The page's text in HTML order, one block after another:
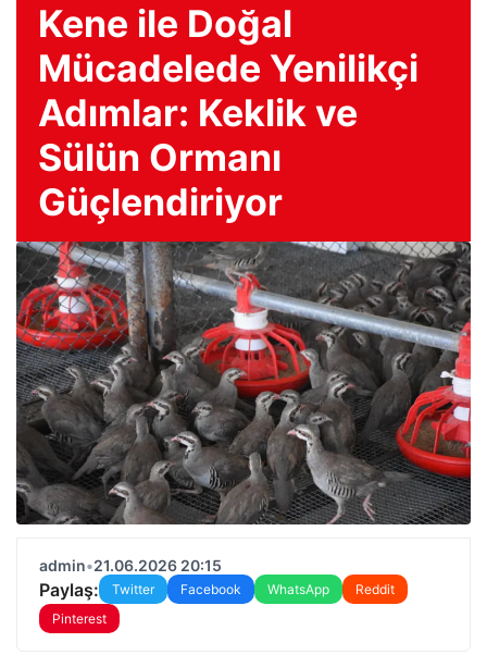
Kene ile Doğal
Mücadelede Yenilikçi
Adımlar: Keklik ve
Sülün Ormanı
Güçlendiriyor
admin•21.06.2026 20:15
Paylaş: Twitter Facebook WhatsApp
Reddit
Pinterest